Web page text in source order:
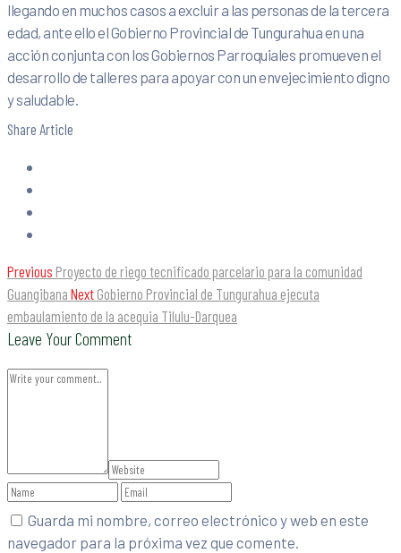
llegando en muchos casos a excluir a las personas de la tercera
edad, ante ello el Gobierno Provincial de Tungurahua en una
acción conjunta con los Gobiernos Parroquiales promueven el
desarrollo de talleres para apoyar con un envejecimiento digno
y saludable.
Share Article
Previous Proyecto de riego tecnificado parcelario para la comunidad
Guangibana Next Gobierno Provincial de Tungurahua ejecuta
embaulamiento de la acequia Tilulu-Darquea
Leave Your Comment
Guarda mi nombre, correo electrónico y web en este
navegador para la próxima vez que comente.